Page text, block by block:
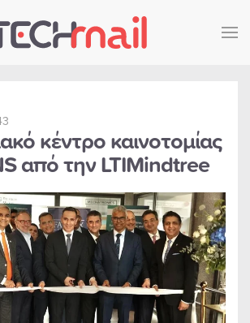
κέντρο καινοτομίας
από την LTIMindtree